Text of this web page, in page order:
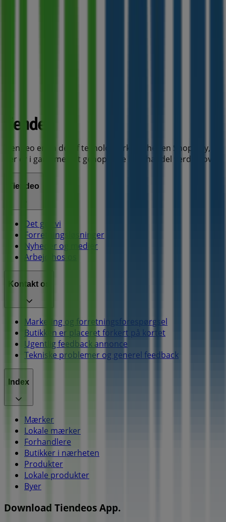
Tiendeo er en del af teknologivirksomheden Shopfully,
der er i gang med at genopfinde lokalhandel verden over.
Tiendeo
Det gør vi
Forretningsløsninger
Nyheder og medier
Arbejd hos os
Kontakt os
Marketing og forretningsforespørgsel
Butikken er placeret forkert på kortet
Ugentlig feedback annonce
Tekniske problemer og generel feedback
Index
Mærker
Lokale mærker
Forhandlere
Butikker i nærheten
Produkter
Lokale produkter
Byer
Download Tiendeos App.